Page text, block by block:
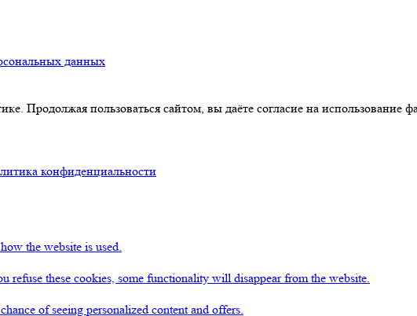
данных
пользоваться сайтом, вы даёте согласие на использование
конфиденциальности
the website is used.
these cookies, some functionality will disappear from the website.
of seeing personalized content and offers.